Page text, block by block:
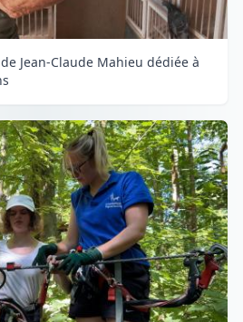
Jean-Claude Mahieu dédiée à